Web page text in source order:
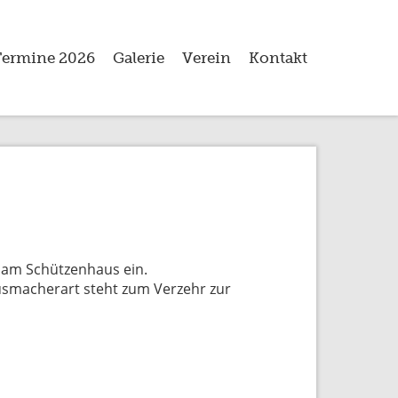
2026 Galerie Verein Kontakt
Schützenhaus ein.
steht zum Verzehr zur